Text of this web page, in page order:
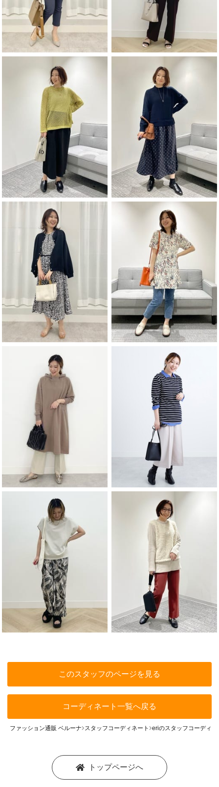
このスタッフのページを見る
コーディネート一覧へ戻る
ファッション通販 ベルーナ スタッフコーディネート eriのスタッフコーディネ
トップページへ